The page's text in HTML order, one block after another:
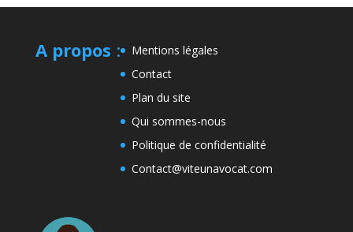
A propos :
Mentions légales
Contact
Plan du site
Qui sommes-nous
Politique de confidentialité
Contact@viteunavocat.com